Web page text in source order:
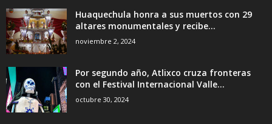
Huaquechula honra a sus muertos con 29
altares monumentales y recibe...
noviembre 2, 2024
Por segundo año, Atlixco cruza fronteras
con el Festival Internacional Valle...
octubre 30, 2024